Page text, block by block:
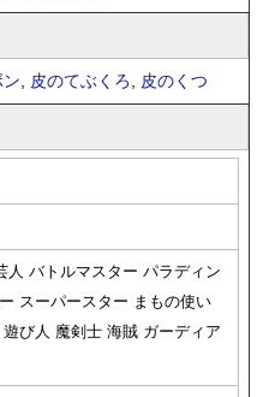
, 皮のてぶくろ, 皮のくつ
人 バトルマスター パラディン
スーパースター まもの使い
び人 魔剣士 海賊 ガーディア